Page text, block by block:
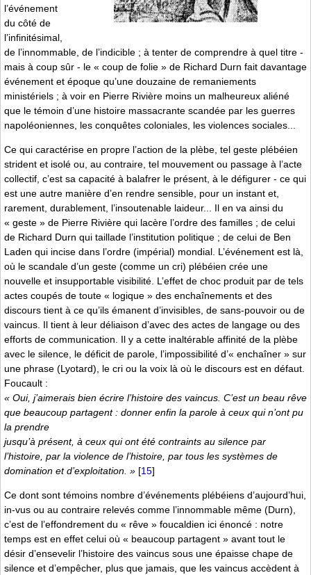
l’événement
du côté de
l’infinitésimal,
de l’innommable, de l’indicible ; à tenter de comprendre à quel titre -
mais à coup sûr - le « coup de folie » de Richard Durn fait davantage
événement et époque qu’une douzaine de remaniements
ministériels ; à voir en Pierre Rivière moins un malheureux aliéné
que le témoin d’une histoire massacrante scandée par les guerres
napoléoniennes, les conquêtes coloniales, les violences sociales...
Ce qui caractérise en propre l’action de la plèbe, tel geste plébéien
strident et isolé ou, au contraire, tel mouvement ou passage à l’acte
collectif, c’est sa capacité à balafrer le présent, à le défigurer - ce qui
est une autre manière d’en rendre sensible, pour un instant et,
rarement, durablement, l’insoutenable laideur... Il en va ainsi du
« geste » de Pierre Rivière qui lacère l’ordre des familles ; de celui
de Richard Durn qui taillade l’institution politique ; de celui de Ben
Laden qui incise dans l’ordre (impérial) mondial. L’événement est là,
où le scandale d’un geste (comme un cri) plébéien crée une
nouvelle et insupportable visibilité. L’effet de choc produit par de tels
actes coupés de toute « logique » des enchaînements et des
discours tient à ce qu’ils émanent d’invisibles, de sans-pouvoir ou de
vaincus. Il tient à leur déliaison d’avec des actes de langage ou des
efforts de communication. Il y a cette inaltérable affinité de la plèbe
avec le silence, le déficit de parole, l’impossibilité d’« enchaîner » sur
une phrase (Lyotard), le cri ou la voix là où le discours est en défaut.
Foucault :
« Oui, j’aimerais bien écrire l’histoire des vaincus. C’est un beau rêve
que beaucoup partagent : donner enfin la parole à ceux qui n’ont pu
la prendre
jusqu’à présent, à ceux qui ont été contraints au silence par
l’histoire, par la violence de l’histoire, par tous les systèmes de
domination et d’exploitation. » [15]
Ce dont sont témoins nombre d’événements plébéiens d’aujourd’hui,
in-vus ou au contraire relevés comme l’innommable même (Durn),
c’est de l’effondrement du « rêve » foucaldien ici énoncé : notre
temps est en effet celui où « beaucoup partagent » avant tout le
désir d’ensevelir l’histoire des vaincus sous une épaisse chape de
silence et d’empêcher, plus que jamais, que les vaincus accèdent à